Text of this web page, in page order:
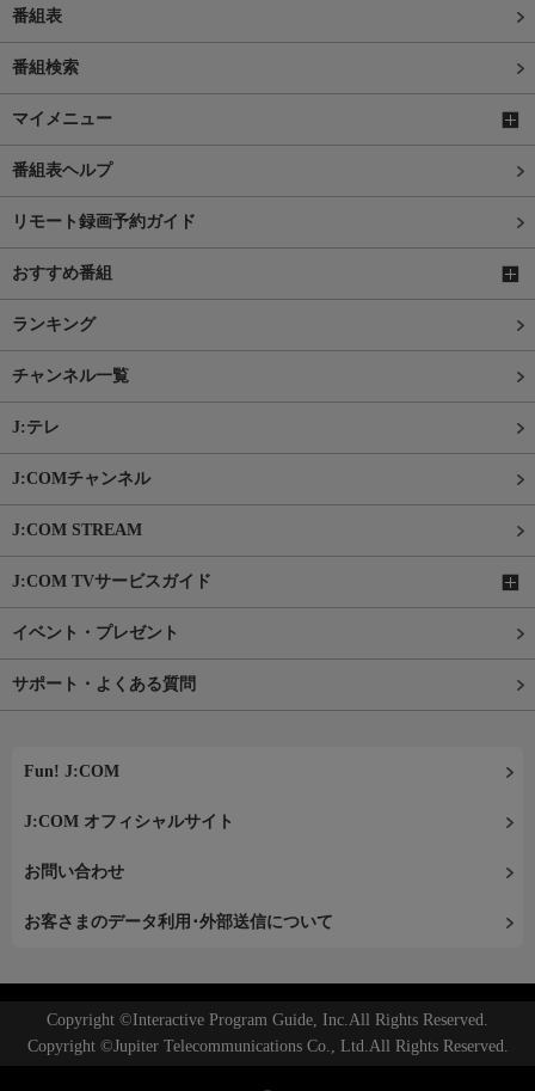
番組表
番組検索
マイメニュー
番組表ヘルプ
リモート録画予約ガイド
おすすめ番組
ランキング
チャンネル一覧
J:テレ
J:COMチャンネル
J:COM STREAM
J:COM TVサービスガイド
イベント・プレゼント
サポート・よくある質問
Fun! J:COM
J:COM オフィシャルサイト
お問い合わせ
お客さまのデータ利用･外部送信について
Copyright ©Interactive Program Guide, Inc.All Rights Reserved.
Copyright ©Jupiter Telecommunications Co., Ltd.All Rights Reserved.